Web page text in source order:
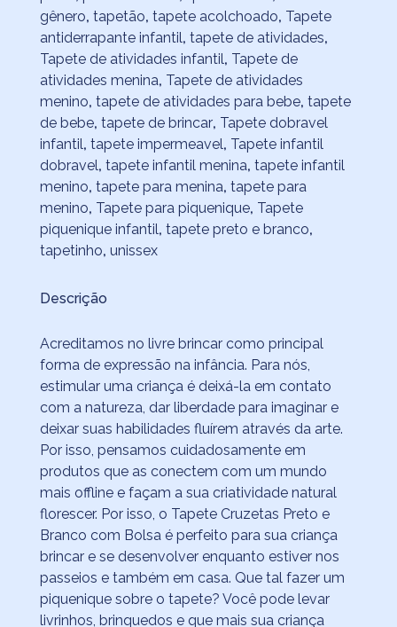
gênero, tapetão, tapete acolchoado, Tapete
antiderrapante infantil, tapete de atividades,
Tapete de atividades infantil, Tapete de
atividades menina, Tapete de atividades
menino, tapete de atividades para bebe, tapete
de bebe, tapete de brincar, Tapete dobravel
infantil, tapete impermeavel, Tapete infantil
dobravel, tapete infantil menina, tapete infantil
menino, tapete para menina, tapete para
menino, Tapete para piquenique, Tapete
piquenique infantil, tapete preto e branco,
tapetinho, unissex
Descrição
Acreditamos no livre brincar como principal
forma de expressão na infância. Para nós,
estimular uma criança é deixá-la em contato
com a natureza, dar liberdade para imaginar e
deixar suas habilidades fluírem através da arte.
Por isso, pensamos cuidadosamente em
produtos que as conectem com um mundo
mais offline e façam a sua criatividade natural
florescer. Por isso, o Tapete Cruzetas Preto e
Branco com Bolsa é perfeito para sua criança
brincar e se desenvolver enquanto estiver nos
passeios e também em casa. Que tal fazer um
piquenique sobre o tapete? Você pode levar
livrinhos, brinquedos e que mais sua criança